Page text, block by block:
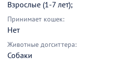
Взрослые (1-7 лет);
Принимает кошек:
Нет
Животные догситтера:
Собаки